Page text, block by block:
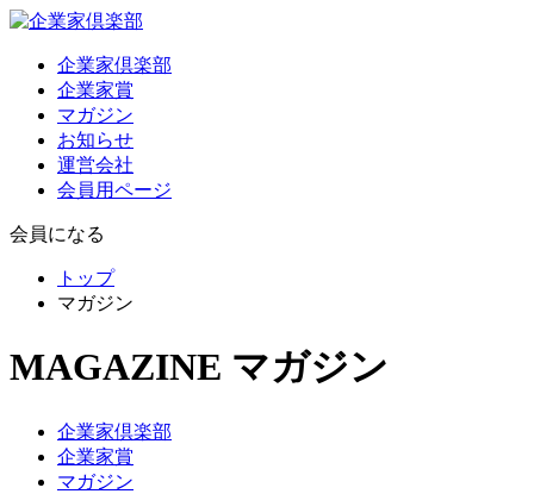
企業家倶楽部
企業家賞
マガジン
お知らせ
運営会社
会員用ページ
会員になる
トップ
マガジン
MAGAZINE マガジン
企業家倶楽部
企業家賞
マガジン